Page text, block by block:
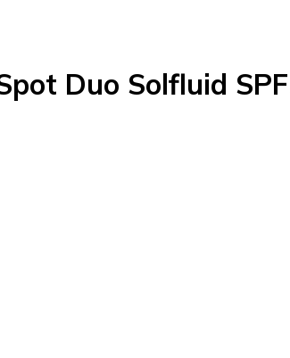
Duo Solfluid